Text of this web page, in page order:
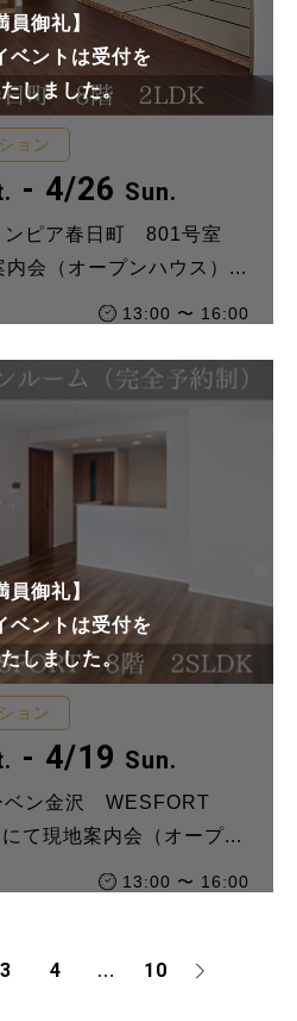
ョン
- 4/26 Sun.
ンピア春日町 801号室
会（オープンハウス）...
13:00 〜 16:00
員御礼】
ベントは受付を
しました。
ョン
- 4/19 Sun.
ベン金沢 WESFORT
て現地案内会（オープ...
13:00 〜 16:00
員御礼】
ベントは受付を
しました。
3 4 … 10